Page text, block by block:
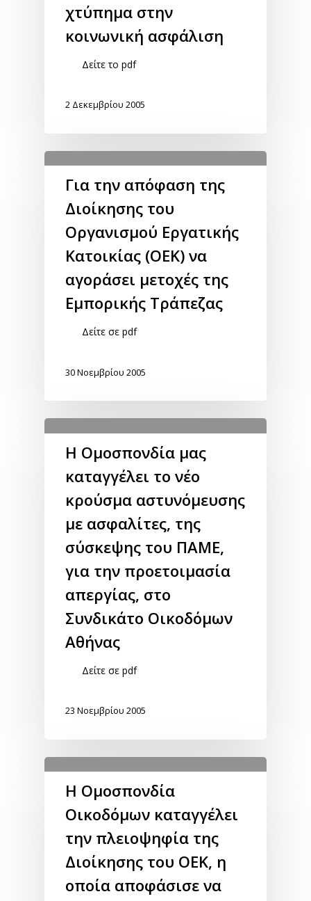
χτύπημα στην
κοινωνική ασφάλιση
Δείτε το pdf
2 Δεκεμβρίου 2005
Για την απόφαση της
Διοίκησης του
Οργανισμού Εργατικής
Κατοικίας (ΟΕΚ) να
αγοράσει μετοχές της
Εμπορικής Τράπεζας
Δείτε σε pdf
30 Νοεμβρίου 2005
Η Ομοσπονδία μας
καταγγέλει το νέο
κρούσμα αστυνόμευσης
με ασφαλίτες, της
σύσκεψης του ΠΑΜΕ,
για την προετοιμασία
απεργίας, στο
Συνδικάτο Οικοδόμων
Αθήνας
Δείτε σε pdf
23 Νοεμβρίου 2005
Η Ομοσπονδία
Οικοδόμων καταγγέλει
την πλειοψηφία της
Διοίκησης του ΟΕΚ, η
οποία αποφάσισε να